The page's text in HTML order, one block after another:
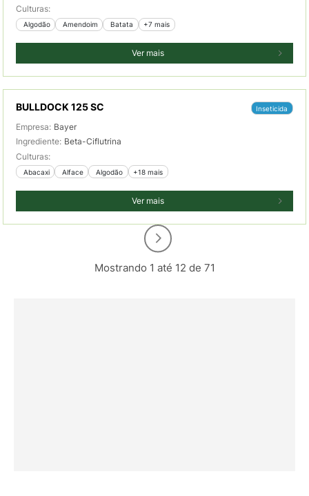
Culturas:
Algodão Amendoim Batata +7 mais
Ver mais
BULLDOCK 125 SC Inseticida
Empresa: Bayer
Ingrediente: Beta-Ciflutrina
Culturas:
Abacaxi Alface Algodão +18 mais
Ver mais
Mostrando 1 até 12 de 71